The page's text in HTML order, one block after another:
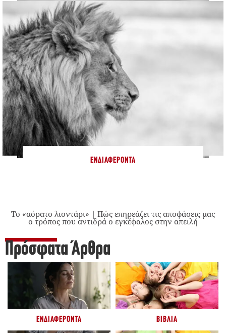
ΕΝΔΙΑΦΈΡΟΝΤΑ
Το «αόρατο λιοντάρι» | Πώς επηρεάζει τις αποφάσεις μας
ο τρόπος που αντιδρά ο εγκέφαλος στην απειλή
Πρόσφατα Άρθρα
ΕΝΔΙΑΦΈΡΟΝΤΑ ΒΙΒΛΊΑ